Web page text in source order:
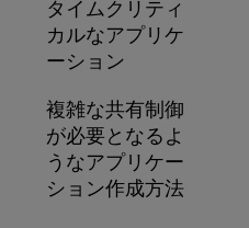
タイムクリティ
カルなアプリケ
ーション
複雑な共有制御
が必要となるよ
うなアプリケー
ション作成方法